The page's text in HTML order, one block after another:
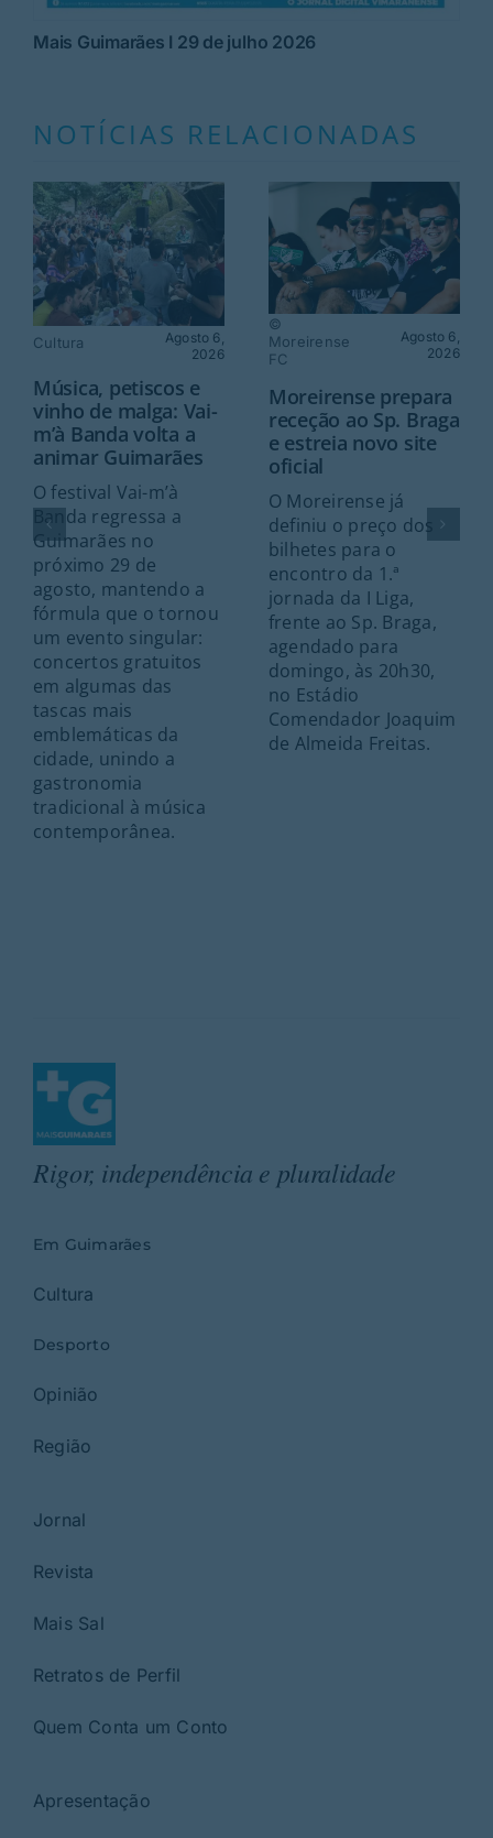
Mais Guimarães I 29 de julho 2026
NOTÍCIAS RELACIONADAS
Cultura
Agosto 6,
2026
Música, petiscos e
vinho de malga: Vai-
m’à Banda volta a
animar Guimarães
O festival Vai-m’à
Banda regressa a
Guimarães no
próximo 29 de
agosto, mantendo a
fórmula que o tornou
um evento singular:
concertos gratuitos
em algumas das
tascas mais
emblemáticas da
cidade, unindo a
gastronomia
tradicional à música
contemporânea.
©
Moreirense
FC
Agosto 6,
2026
Moreirense prepara
receção ao Sp. Braga
e estreia novo site
oficial
O Moreirense já
definiu o preço dos
bilhetes para o
encontro da 1.ª
jornada da I Liga,
frente ao Sp. Braga,
agendado para
domingo, às 20h30,
no Estádio
Comendador Joaquim
de Almeida Freitas.
Rigor, independência e pluralidade
Em Guimarães
Cultura
Desporto
Opinião
Região
Jornal
Revista
Mais Sal
Retratos de Perfil
Quem Conta um Conto
Apresentação